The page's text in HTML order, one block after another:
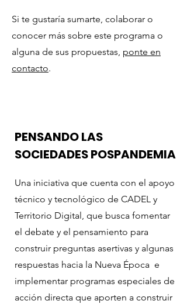
Si te gustaría sumarte, colaborar o
conocer más sobre este programa o
alguna de sus propuestas, ponte en
contacto.
PENSANDO LAS
SOCIEDADES POSPANDEMIA
Una iniciativa que cuenta con el apoyo
técnico y tecnológico de CADEL y
Territorio Digital, que busca fomentar
el debate y el pensamiento para
construir preguntas asertivas y algunas
respuestas hacia la Nueva Época e
implementar programas especiales de
acción directa que aporten a construir